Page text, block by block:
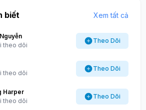
biết Xem tất cả
theo dõi
Theo Dõi
theo dõi
Theo Dõi
Harper
theo dõi
Theo Dõi